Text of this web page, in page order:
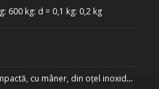
600 kg: d = 0,1 kg: 0,2 kg
cu mâner, din oțel inoxidabil